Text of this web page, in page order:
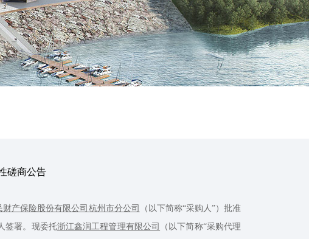
磋商公告
财产保险股份有限公司杭州市分公司
（以下简称“采购人”）批准
签署。现委托浙江鑫润工程管理有限公司
（以下简称“采购代理